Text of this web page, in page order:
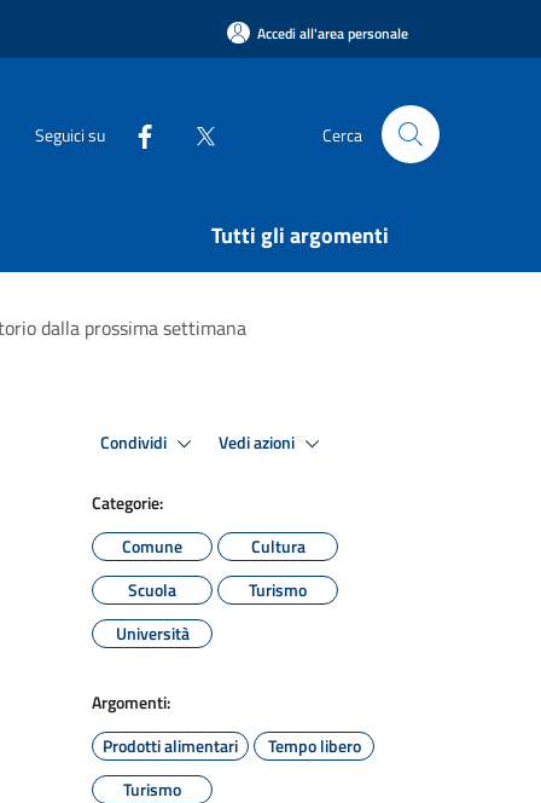
Accedi all'area personale
Seguici su Cerca
Tutti gli argomenti
dalla prossima settimana
Condividi Vedi azioni
Categorie:
Comune
Cultura
Scuola
Turismo
Università
Argomenti:
Prodotti alimentari
Tempo libero
Turismo